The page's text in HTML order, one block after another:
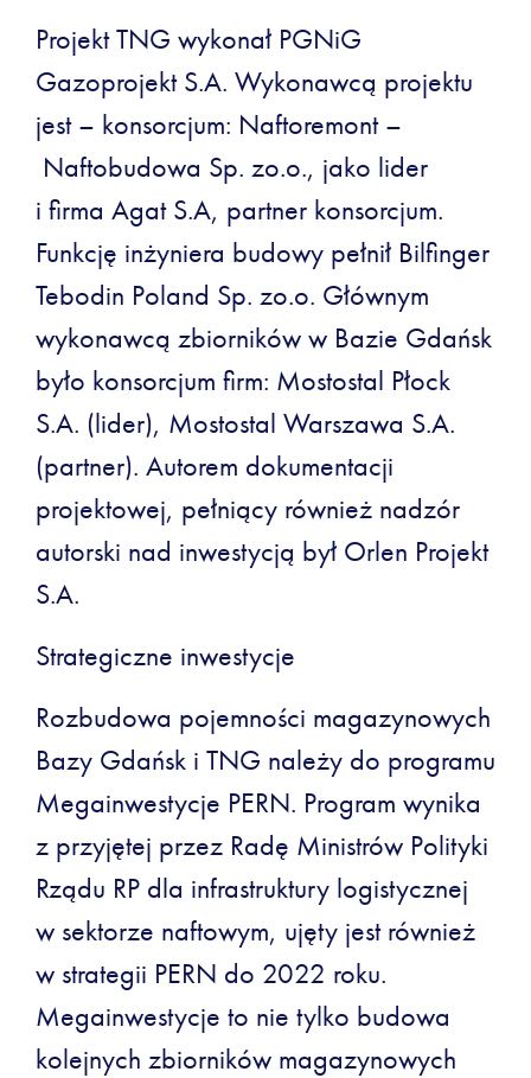
Projekt TNG wykonał PGNiG
Gazoprojekt S.A. Wykonawcą projektu
jest – konsorcjum: Naftoremont –
Naftobudowa Sp. zo.o., jako lider
i firma Agat S.A, partner konsorcjum.
Funkcję inżyniera budowy pełnił Bilfinger
Tebodin Poland Sp. zo.o. Głównym
wykonawcą zbiorników w Bazie Gdańsk
było konsorcjum firm: Mostostal Płock
S.A. (lider), Mostostal Warszawa S.A.
(partner). Autorem dokumentacji
projektowej, pełniący również nadzór
autorski nad inwestycją był Orlen Projekt
S.A.
Strategiczne inwestycje
Rozbudowa pojemności magazynowych
Bazy Gdańsk i TNG należy do programu
Megainwestycje PERN. Program wynika
z przyjętej przez Radę Ministrów Polityki
Rządu RP dla infrastruktury logistycznej
w sektorze naftowym, ujęty jest również
w strategii PERN do 2022 roku.
Megainwestycje to nie tylko budowa
kolejnych zbiorników magazynowych